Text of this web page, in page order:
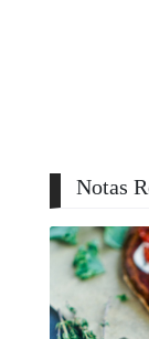
Notas